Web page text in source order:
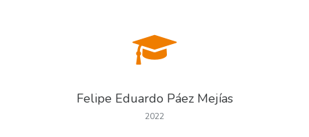
Felipe Eduardo Páez Mejías
2022